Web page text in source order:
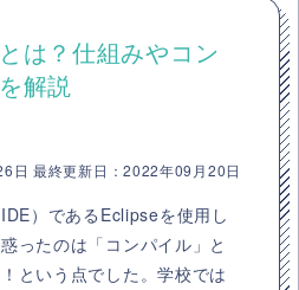
は？仕組みやコン
解説
日 最終更新日：2022年09月20日
）であるEclipseを使用し
ったのは「コンパイル」と
という点でした。学校では